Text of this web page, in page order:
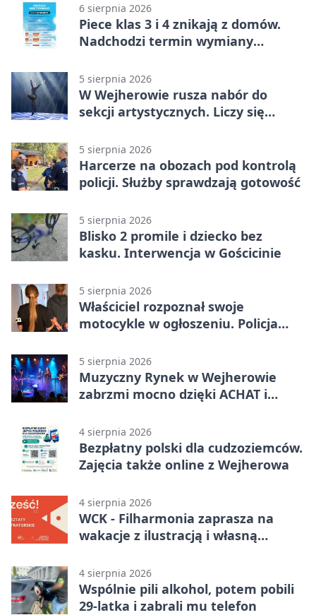
6 sierpnia 2026
Piece klas 3 i 4 znikają z domów.
Nadchodzi termin wymiany
5 sierpnia 2026
W Wejherowie rusza nabór do
sekcji artystycznych. Liczy się
5 sierpnia 2026
Harcerze na obozach pod kontrolą
policji. Służby sprawdzają gotowość
5 sierpnia 2026
Blisko 2 promile i dziecko bez
kasku. Interwencja w Gościcinie
5 sierpnia 2026
Właściciel rozpoznał swoje
motocykle w ogłoszeniu. Policja
5 sierpnia 2026
Muzyczny Rynek w Wejherowie
zabrzmi mocno dzięki ACHAT i
4 sierpnia 2026
Bezpłatny polski dla cudzoziemców.
Zajęcia także online z Wejherowa
4 sierpnia 2026
WCK - Filharmonia zaprasza na
wakacje z ilustracją i własną
4 sierpnia 2026
Wspólnie pili alkohol, potem pobili
29-latka i zabrali mu telefon